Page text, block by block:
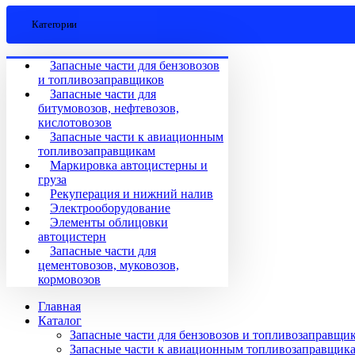
Категории
Запасные части для бензовозов
и топливозаправщиков
Запасные части для
битумовозов, нефтевозов,
кислотовозов
Запасные части к авиационным
топливозаправщикам
Маркировка автоцистерны и
груза
Рекуперация и нижний налив
Электрооборудование
Элементы облицовки
автоцистерн
Запасные части для
цементовозов, муковозов,
кормовозов
Главная
Каталог
Запасные части для бензовозов и
Запасные части к авиационным